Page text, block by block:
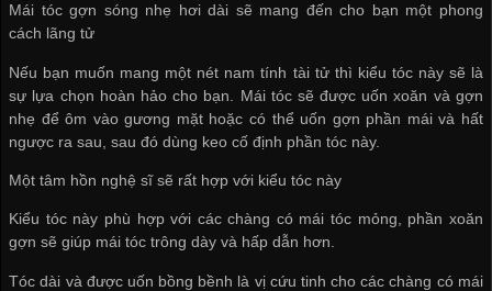
Mái tóc gợn sóng nhẹ hơi dài sẽ mang đến cho bạn một phong
cách lãng tử
Nếu bạn muốn mang một nét nam tính tài tử thì kiểu tóc này sẽ là
sự lựa chọn hoàn hảo cho bạn. Mái tóc sẽ được uốn xoăn và gợn
nhẹ để ôm vào gương mặt hoặc có thể uốn gợn phần mái và hất
ngược ra sau, sau đó dùng keo cố định phần tóc này.
Một tâm hồn nghệ sĩ sẽ rất hợp với kiểu tóc này
Kiểu tóc này phù hợp với các chàng có mái tóc mỏng, phần xoăn
gợn sẽ giúp mái tóc trông dày và hấp dẫn hơn.
Tóc dài và được uốn bồng bềnh là vị cứu tinh cho các chàng có mái